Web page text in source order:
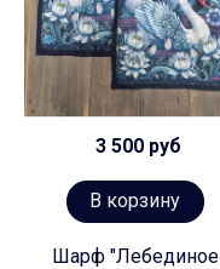
3 500 руб
В корзину
Шарф "Лебединое